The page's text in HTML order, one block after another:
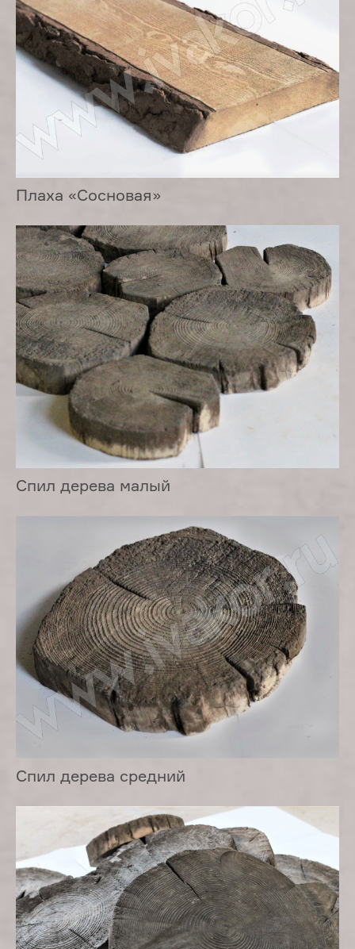
Плаха «Сосновая»
Спил дерева малый
Спил дерева средний